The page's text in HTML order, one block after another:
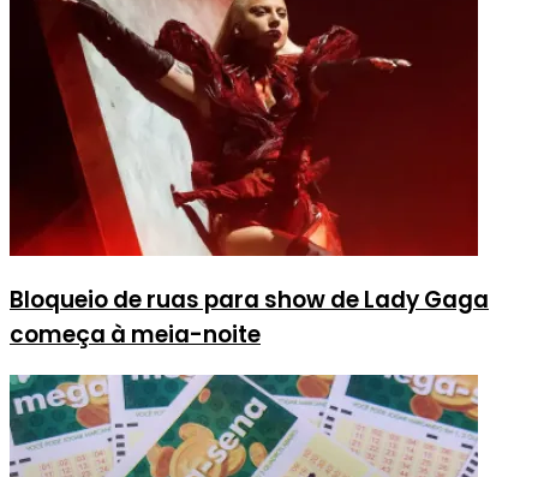
Bloqueio de ruas para show de Lady Gaga
começa à meia-noite